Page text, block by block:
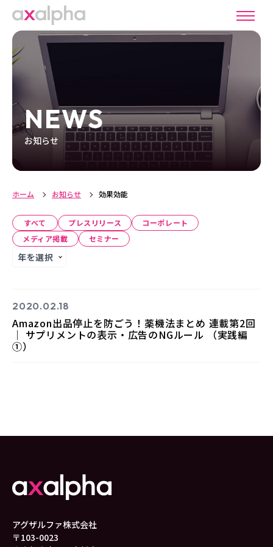
NEWS
お知らせ
ホーム お知らせ 効果効能
すべて プレスリリース
コーポレート
メディア掲載
セミナー
2020.02.18
Amazon出品停止を防ごう！薬機法まとめ 連載第2回
｜ サプリメントの表示・広告のNGルール （実践編
①）
アグザルファ株式会社
〒103-0023